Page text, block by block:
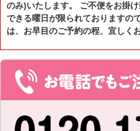
のみ)いたします。 ご不便をお掛
できる曜日が限られておりますの
は、お早目のご予約の程、宜しく